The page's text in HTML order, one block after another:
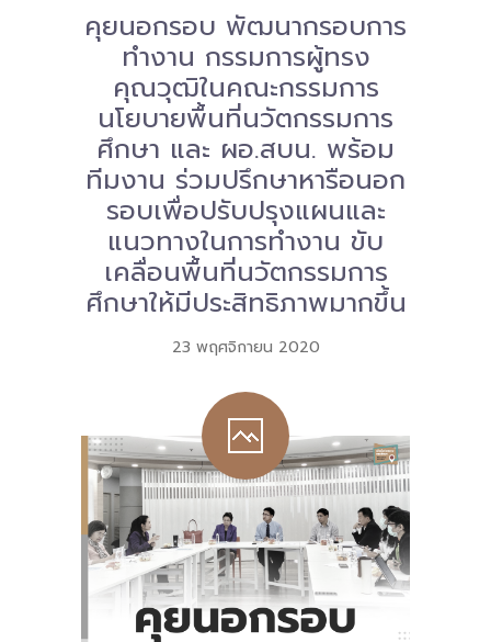
เกี่ยวกับเรา
-- รู้จัก พื้นที่นวัตกรรมการศึกษา
-- คณะกรรมการนโยบายพื้นที่นวัตกรรมการศึกษา
-- คณะอนุกรรมการ 6 คณะ
-- ทีมงาน สบน.
ติดต่อเรา
คุยนอกรอบ พัฒนากรอบการ
ทำงาน กรรมการผู้ทรง
คุณวุฒิในคณะกรรมการ
นโยบายพื้นที่นวัตกรรมการ
ศึกษา และ ผอ.สบน. พร้อม
ทีมงาน ร่วมปรึกษาหารือนอก
รอบเพื่อปรับปรุงแผนและ
แนวทางในการทำงาน ขับ
เคลื่อนพื้นที่นวัตกรรมการ
ศึกษาให้มีประสิทธิภาพมากขึ้น
23 พฤศจิกายน 2020